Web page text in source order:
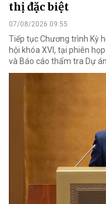
thị đặc biệt
07/08/2026 09:55
Tiếp tục Chương trình Kỳ
hội khóa XVI, tại phiên
và Báo cáo thẩm tra Dự